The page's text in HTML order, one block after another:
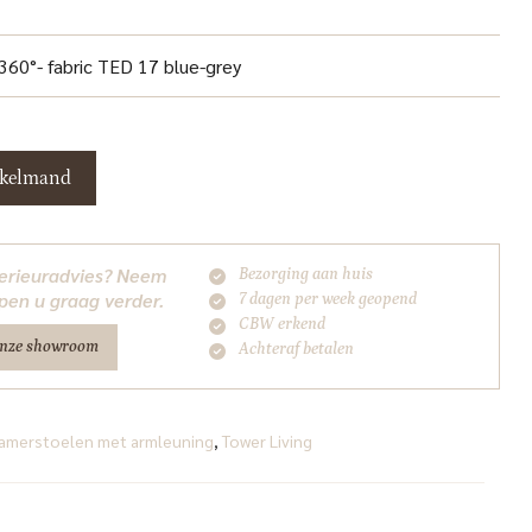
fabric TED 17 blue-grey
Neem
u graag verder.
showroom
Bezorging aan huis
7 dagen per week geopend
CBW erkend
Achteraf betalen
met armleuning, Tower Living